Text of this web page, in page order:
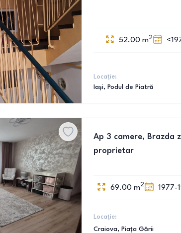
52.00 m2
Locație:
Iași, Podul de Piatră
Ap 3 camere, Brazda
proprietar
69.00 m2 1977-
Locație:
Craiova, Piața Gării